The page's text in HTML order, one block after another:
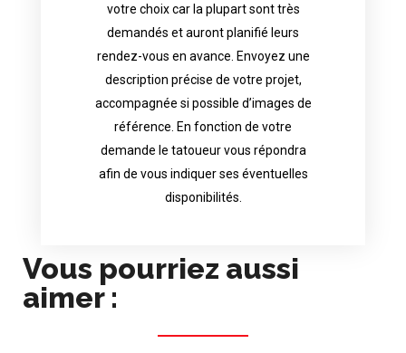
votre choix car la plupart sont très
demandés et auront planifié leurs
rendez-vous en avance. Envoyez une
description précise de votre projet,
accompagnée si possible d’images de
référence. En fonction de votre
demande le tatoueur vous répondra
afin de vous indiquer ses éventuelles
disponibilités.
Contact directly the artist of your
choice because most are in great
appointments in advance. Send an
accurate description of your project, if
possible attached with reference
images. Depending your request, the
tattoo artist will answer to tell you his
Vous pourriez aussi
aimer :